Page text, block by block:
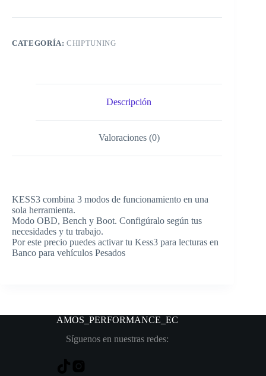
CATEGORÍA:CHIPTUNING
Descripción
Valoraciones (0)
KESS3 combina 3 modos de funcionamiento en una
sola herramienta.
Modo OBD, Bench y Boot. Configúralo según tus
necesidades y tu trabajo.
Por este precio puedes activar tu Kess3 para lecturas en
Banco para vehículos Pesados
AMOS_PERFORMANCE _EC
Síguenos en nuestras redes: